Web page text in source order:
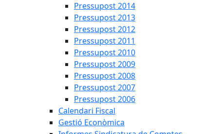
Pressupost 2014
Pressupost 2013
Pressupost 2012
Pressupost 2011
Pressupost 2010
Pressupost 2009
Pressupost 2008
Pressupost 2007
Pressupost 2006
Calendari Fiscal
Gestió Econòmica